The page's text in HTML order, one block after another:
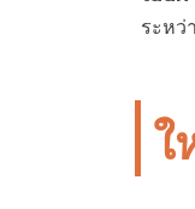
ระหว่
ใ